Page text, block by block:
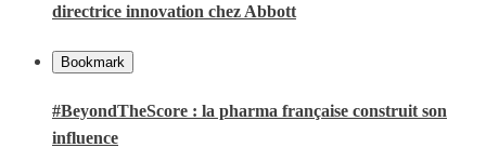
directrice innovation chez Abbott
Bookmark
#BeyondTheScore : la pharma française construit son
influence